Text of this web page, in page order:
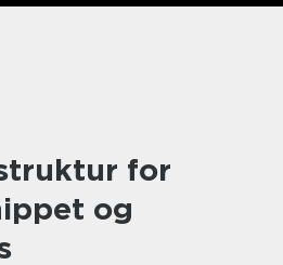
for
og